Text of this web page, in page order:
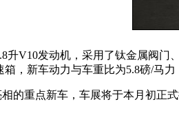
升V10发动机，采用了钛金属阀门
，新车动力与车重比为5.8磅/马力
的重点新车，车展将于本月初正